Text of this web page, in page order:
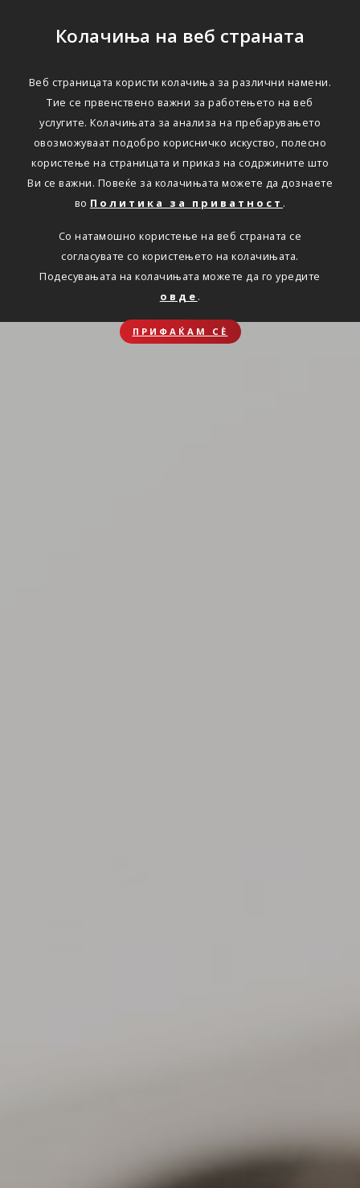
Колачиња на веб страната
Веб страницата користи колачиња за различни намени.
Тие се првенствено важни за работењето на веб
услугите. Колачињата за анализа на пребарувањето
овозможуваат подобро корисничко искуство, полесно
користење на страницата и приказ на содржините што
Ви се важни. Повеќе за колачињата можете да дознаете
во Политика за приватност .
Со натамошно користење на веб страната се
согласувате со користењето на колачињата.
Подесувањата на колачињата можете да го уредите
овде .
ПРИФАЌАМ СЀ